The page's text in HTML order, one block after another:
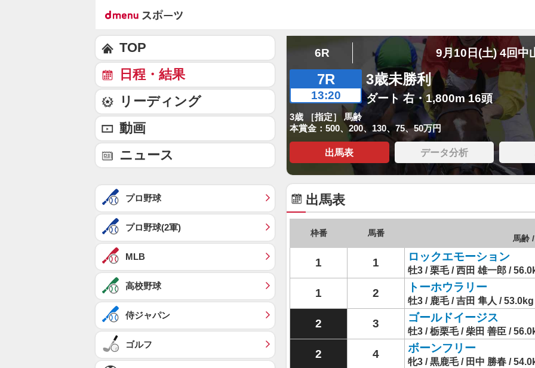
6R 9月10日(土) 4回中
7R
13:20
3歳未勝利
ダート 右・1,800m 16頭
3歳 ［指定］ 馬齢
本賞金：500、200、130、75、50万円
出馬表 データ分析
出馬表
枠番 馬番
馬齢
1 1 ロックエモーション
牡3 / 栗毛 / 西田 雄一郎 /
1 2 トーホウラリー
牡3 / 鹿毛 / 吉田 隼人 / 53.0kg
2 3 ゴールドイージス
牡3 / 栃栗毛 / 柴田 善臣 /
2 4 ボーンフリー
牝3 / 黒鹿毛 / 田中 勝春 /
TOP
日程・結果
リーディング
動画
ニュース
プロ野球
プロ野球(2軍)
MLB
高校野球
侍ジャパン
ゴルフ